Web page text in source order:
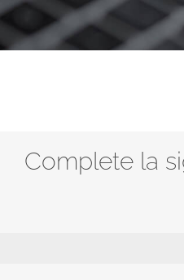
Complete la